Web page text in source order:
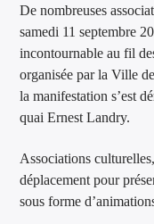
De nombreuses
samedi 11 septembre
incontournable au fil
organisée par la Ville
la manifestation s’est
quai Ernest Landry.
Associations
déplacement pour
sous forme